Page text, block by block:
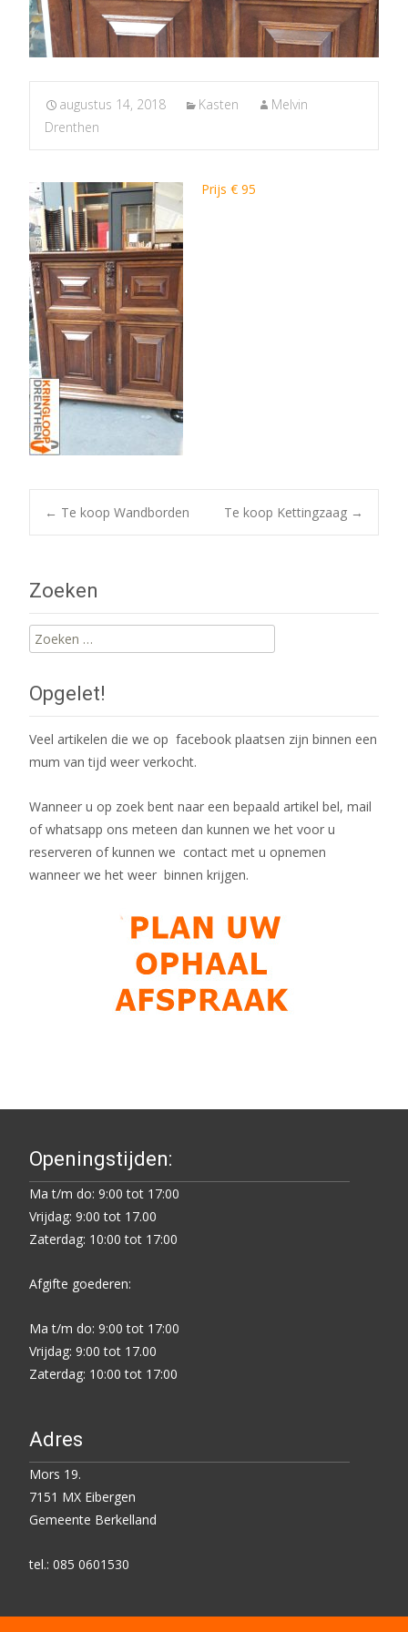
augustus 14, 2018 Kasten
Melvin
Drenthen
Prijs € 95
Post
navigation
← Te koop Wandborden Te koop Kettingzaag →
Zoeken
Zoeken
naar:
Opgelet!
Veel artikelen die we op facebook plaatsen zijn binnen een
mum van tijd weer verkocht.
Wanneer u op zoek bent naar een bepaald artikel bel, mail
of whatsapp ons meteen dan kunnen we het voor u
reserveren of kunnen we contact met u opnemen
wanneer we het weer binnen krijgen.
Openingstijden:
Ma t/m do: 9:00 tot 17:00
Vrijdag: 9:00 tot 17.00
Zaterdag: 10:00 tot 17:00
Afgifte goederen:
Ma t/m do: 9:00 tot 17:00
Vrijdag: 9:00 tot 17.00
Zaterdag: 10:00 tot 17:00
Adres
Mors 19.
7151 MX Eibergen
Gemeente Berkelland
tel.: 085 0601530